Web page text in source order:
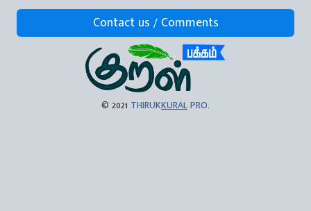
Contact us / Comments
© 2021 THIRUKKURALPRO.